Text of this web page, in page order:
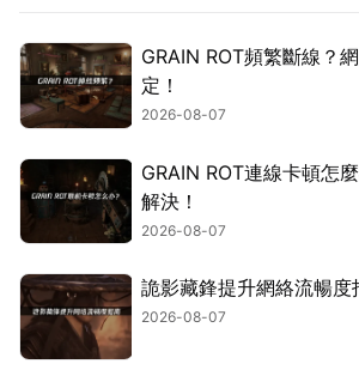
GRAIN ROT頻繁斷線？
定！
2026-08-07
GRAIN ROT連線卡頓怎
解決！
2026-08-07
詭影藏鋒提升網絡流暢度
2026-08-07